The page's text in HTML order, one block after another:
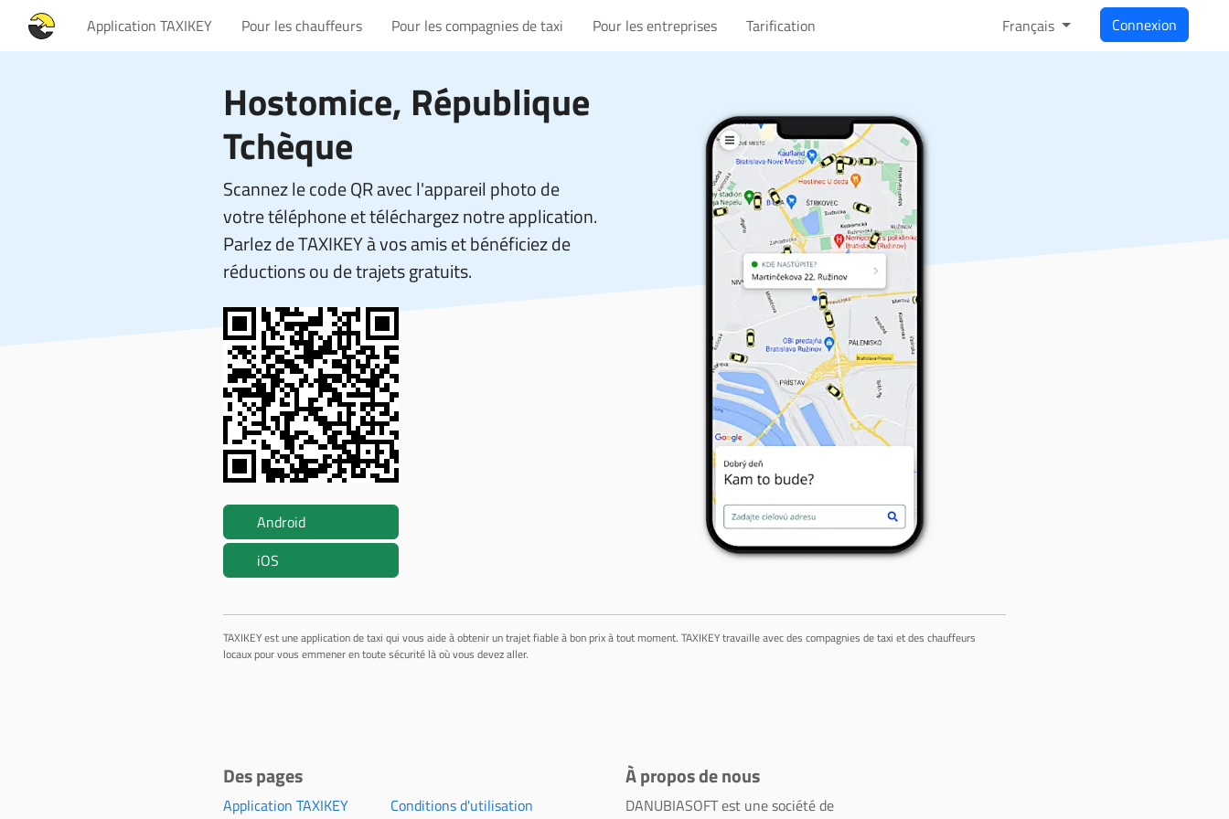
Application TAXIKEY Pour les chauffeurs Pour les compagnies de taxi Pour les entreprises Tarification Français Connexion
Hostomice, République
Tchèque
Scannez le code QR avec l'appareil photo de
votre téléphone et téléchargez notre application.
Parlez de TAXIKEY à vos amis et bénéficiez de
réductions ou de trajets gratuits.
Android
iOS
TAXIKEY est une application de taxi qui vous aide à obtenir un trajet fiable à bon prix à tout moment. TAXIKEY travaille avec des compagnies de taxi et des chauffeurs
locaux pour vous emmener en toute sécurité là où vous devez aller.
Des pages
Application TAXIKEY
Conditions d'utilisation
À propos de nous
DANUBIASOFT est une société de